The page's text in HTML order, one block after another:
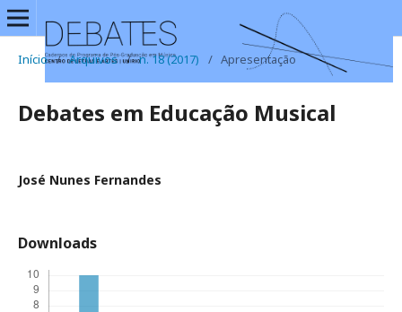
Início / Arquivos / n. 18 (2017) / Apresentação
Debates em Educação Musical
José Nunes Fernandes
Downloads